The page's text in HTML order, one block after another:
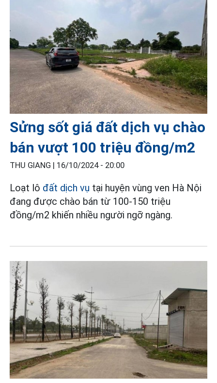
Sửng sốt giá đất dịch vụ chào
bán vượt 100 triệu đồng/m2
THU GIANG | 16/10/2024 - 20:00
Loạt lô đất dịch vụ tại huyện vùng ven Hà Nội
đang được chào bán từ 100-150 triệu
đồng/m2 khiến nhiều người ngỡ ngàng.